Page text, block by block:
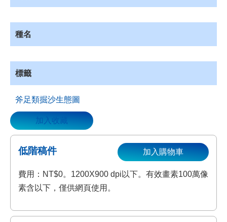
登
入
種名
標籤
斧足類掘沙生態圖
加入收藏
低階稿件
費用：NT$0。1200X900 dpi以下。有效畫素100萬像
素含以下，僅供網頁使用。
加入購物車